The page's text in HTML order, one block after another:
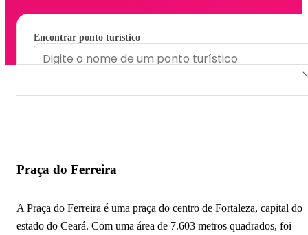
Encontrar ponto turístico
Praça da Estação
Praça do Ferreira
A Praça do Ferreira é uma praça do centro de Fortaleza, capital do
estado do Ceará. Com uma área de 7.603 metros quadrados, foi